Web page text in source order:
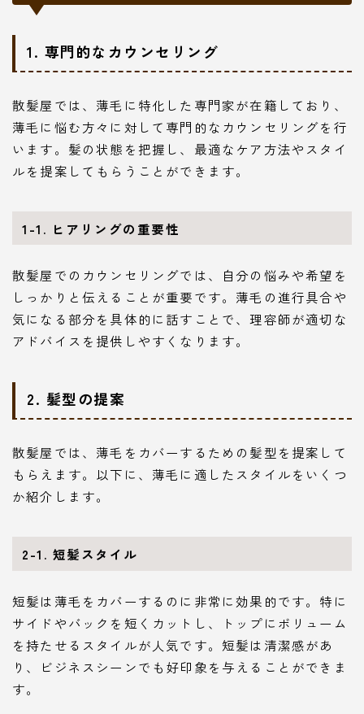
1. 専門的なカウンセリング
散髪屋では、薄毛に特化した専門家が在籍しており、
薄毛に悩む方々に対して専門的なカウンセリングを行
います。髪の状態を把握し、最適なケア方法やスタイ
ルを提案してもらうことができます。
1-1. ヒアリングの重要性
散髪屋でのカウンセリングでは、自分の悩みや希望を
しっかりと伝えることが重要です。薄毛の進行具合や
気になる部分を具体的に話すことで、理容師が適切な
アドバイスを提供しやすくなります。
2. 髪型の提案
散髪屋では、薄毛をカバーするための髪型を提案して
もらえます。以下に、薄毛に適したスタイルをいくつ
か紹介します。
2-1. 短髪スタイル
短髪は薄毛をカバーするのに非常に効果的です。特に
サイドやバックを短くカットし、トップにボリューム
を持たせるスタイルが人気です。短髪は清潔感があ
り、ビジネスシーンでも好印象を与えることができま
す。